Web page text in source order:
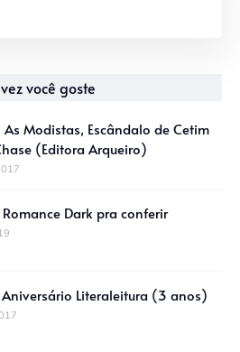
você goste
As Modistas, Escândalo de Cetim
(Editora Arqueiro)
Dark pra conferir
Aniversário Literaleitura (3 anos)